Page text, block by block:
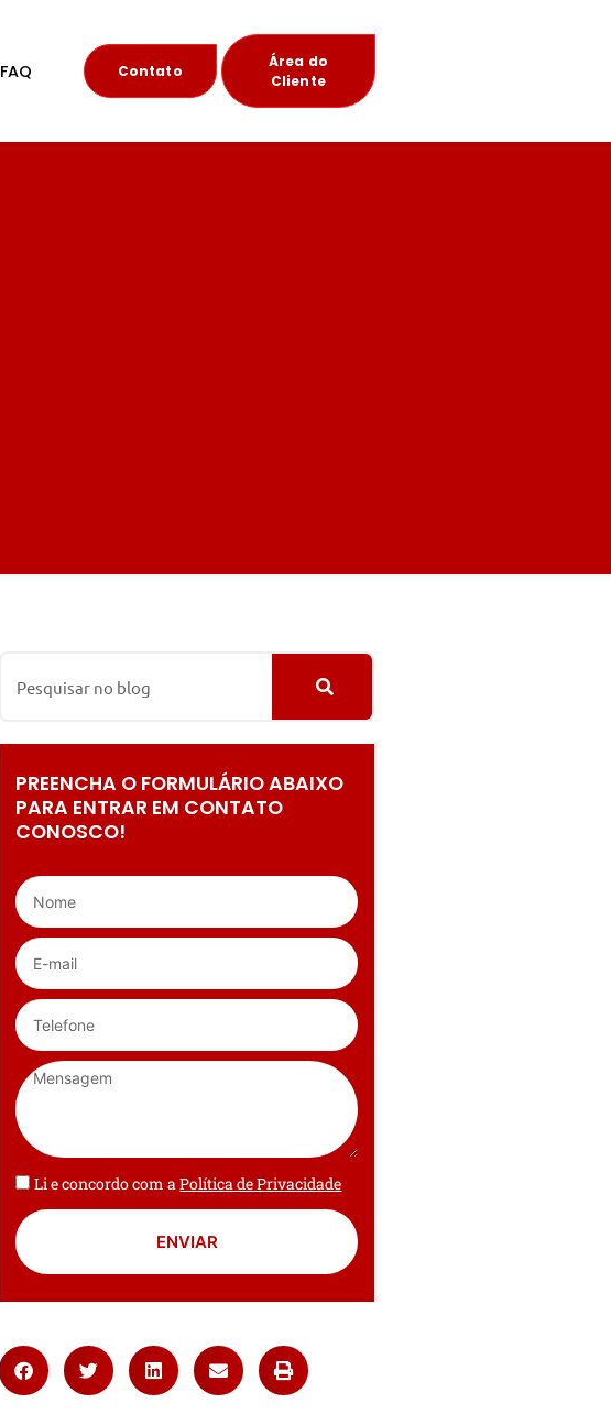
FAQ Contato
Área do
Cliente
PREENCHA O FORMULÁRIO ABAIXO
PARA ENTRAR EM CONTATO
CONOSCO!
Li e concordo com aPolítica de Privacidade
ENVIAR